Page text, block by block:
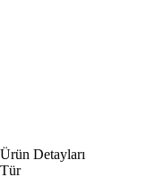
Ürün Detayları
Tür